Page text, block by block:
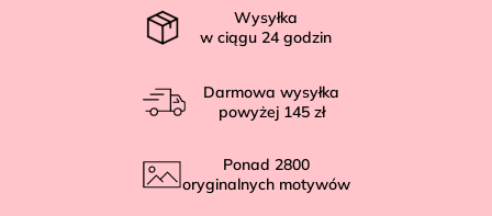
Wysyłka
w ciągu 24 godzin
Darmowa wysyłka
powyżej 145 zł
Ponad 2800
oryginalnych motywów